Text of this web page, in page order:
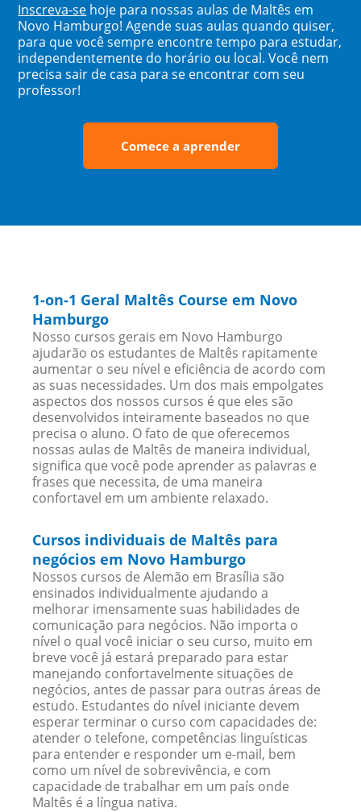
Inscreva-se hoje para nossas aulas de Maltês em
Novo Hamburgo! Agende suas aulas quando quiser,
para que você sempre encontre tempo para estudar,
independentemente do horário ou local. Você nem
precisa sair de casa para se encontrar com seu
professor!
Comece a aprender
1-on-1 Geral Maltês Course em Novo
Hamburgo
Nosso cursos gerais em Novo Hamburgo
ajudarão os estudantes de Maltês rapitamente
aumentar o seu nível e eficiência de acordo com
as suas necessidades. Um dos mais empolgates
aspectos dos nossos cursos é que eles são
desenvolvidos inteiramente baseados no que
precisa o aluno. O fato de que oferecemos
nossas aulas de Maltês de maneira individual,
significa que você pode aprender as palavras e
frases que necessita, de uma maneira
confortavel em um ambiente relaxado.
Cursos individuais de Maltês para
negócios em Novo Hamburgo
Nossos cursos de Alemão em Brasília são
ensinados individualmente ajudando a
melhorar imensamente suas habilidades de
comunicação para negócios. Não importa o
nível o qual você iniciar o seu curso, muito em
breve você já estará preparado para estar
manejando confortavelmente situações de
negócios, antes de passar para outras áreas de
estudo. Estudantes do nível iniciante devem
esperar terminar o curso com capacidades de:
atender o telefone, competências linguísticas
para entender e responder um e-mail, bem
como um nível de sobrevivência, e com
capacidade de trabalhar em um país onde
Maltês é a língua nativa.